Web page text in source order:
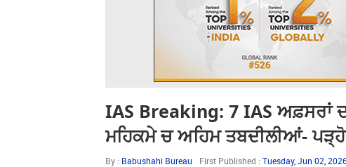
IAS Breaking: 7 IAS ਅਫ਼ਸਰਾਂ
ਮਹਿਕਮੇ ਚ ਅਹਿਮ ਤਬਦੀਲੀਆਂ-
By : Babushahi Bureau First Published : Tuesday, Jun 02,